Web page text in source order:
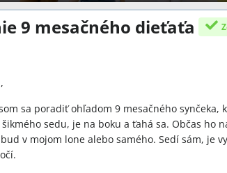
9 mesačného dieťaťa
sa poradiť ohľadom 9 mesačného synčeka,
sedu, je na boku a ťahá sa. Občas ho
v mojom lone alebo samého. Sedí sám, je